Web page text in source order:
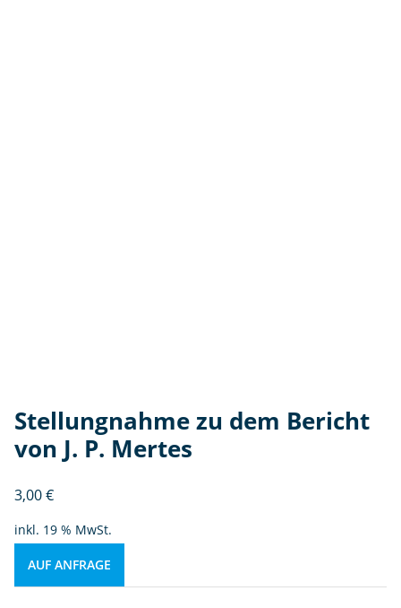
Stellungnahme zu dem Bericht
von J. P. Mertes
3,00€
inkl. 19 % MwSt.
AUF ANFRAGE